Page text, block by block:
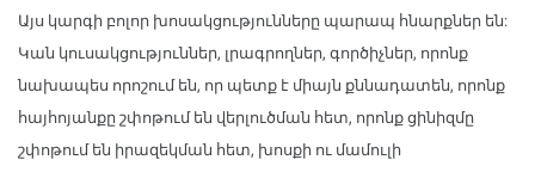
Այս կարգի բոլոր խոսակցությունները պարապ հնարքներ են:
Կան կուսակցություններ, լրագրողներ, գործիչներ, որոնք
նախապես որոշում են, որ պետք է միայն քննադատեն, որոնք
հայհոյանքը շփոթում են վերլուծման հետ, որոնք ցինիզմը
շփոթում են իրազեկման հետ, խոսքի ու մամուլի